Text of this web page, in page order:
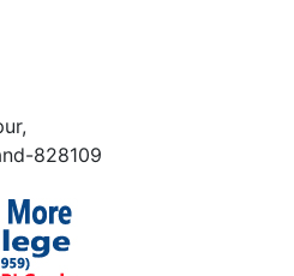
828109